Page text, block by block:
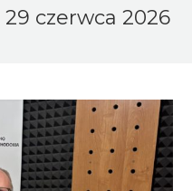
29 czerwca 2026